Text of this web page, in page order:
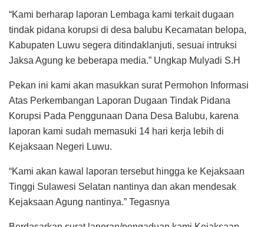
“Kami berharap laporan Lembaga kami terkait dugaan
tindak pidana korupsi di desa balubu Kecamatan belopa,
Kabupaten Luwu segera ditindaklanjuti, sesuai intruksi
Jaksa Agung ke beberapa media.” Ungkap Mulyadi S.H
Pekan ini kami akan masukkan surat Permohon Informasi
Atas Perkembangan Laporan Dugaan Tindak Pidana
Korupsi Pada Penggunaan Dana Desa Balubu, karena
laporan kami sudah memasuki 14 hari kerja lebih di
Kejaksaan Negeri Luwu.
“Kami akan kawal laporan tersebut hingga ke Kejaksaan
Tinggi Sulawesi Selatan nantinya dan akan mendesak
Kejaksaan Agung nantinya.” Tegasnya